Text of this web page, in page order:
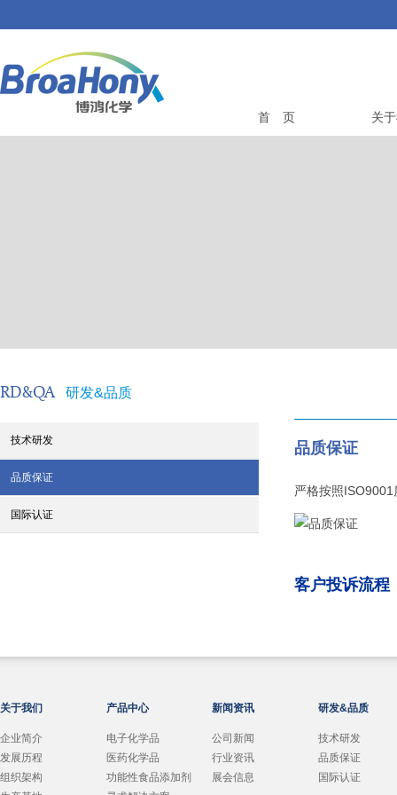
首 页 关
RD&QA 研发&品质
技术研发
品质保证
国际认证
品质保证
严格按照
客户投诉流程
关于我们
企业简介
发展历程
组织架构
产品中心
电子化学品
医药化学品
功能性食品添加剂
新闻资讯
公司新闻
行业资讯
展会信息
研发&品质
技术研发
品质保证
国际认证